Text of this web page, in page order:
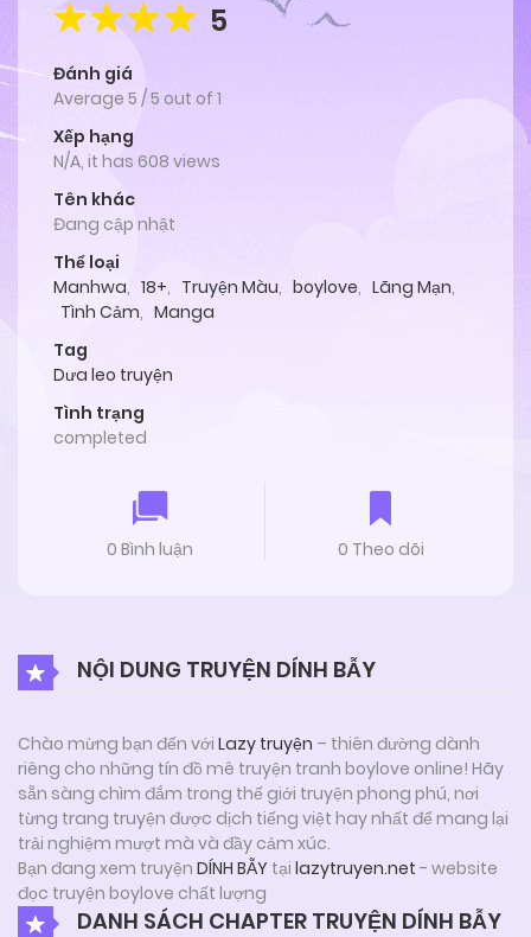
5
Đánh giá
Average 5 /5 out of 1
Xếp hạng
N/A, it has 608 views
Tên khác
Đang cập nhật
Thể loại
Manhwa, 18+, Truyện Màu, boylove, Lãng Mạn,
Tình Cảm, Manga
Tag
Dưa leo truyện
Tình trạng
completed
0 Bình luận 0 Theo dõi
NỘI DUNG TRUYỆN DÍNH BẪY
Chào mừng bạn đến với Lazy truyện – thiên đường dành
riêng cho những tín đồ mê truyện tranh boylove online! Hãy
sẵn sàng chìm đắm trong thế giới truyện phong phú, nơi
từng trang truyện được dịch tiếng việt hay nhất để mang lại
trải nghiệm mượt mà và đầy cảm xúc.
Bạn đang xem truyện DÍNH BẪY tại lazytruyen.net - website
đọc truyện boylove chất lượng
DANH SÁCH CHAPTER TRUYỆN DÍNH BẪY